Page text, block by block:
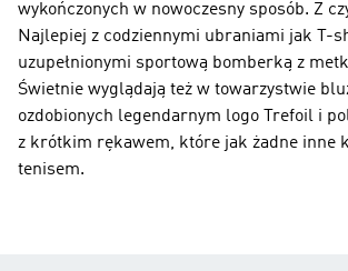
wykończonych w nowoczesny sposób. Z
Najlepiej z codziennymi ubraniami jak T-
uzupełnionymi sportową bomberką z
Świetnie wyglądają też w towarzystwie
ozdobionych legendarnym logo Trefoil i
z krótkim rękawem, które jak żadne inne
tenisem.